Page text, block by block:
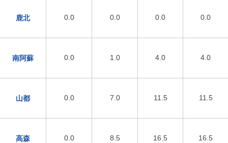
鹿北 0.0 0.0 0.0 0.0
南阿蘇 0.0 1.0 4.0 4.0
山都 0.0 7.0 11.5 11.5
高森 0.0 8.5 16.5 16.5